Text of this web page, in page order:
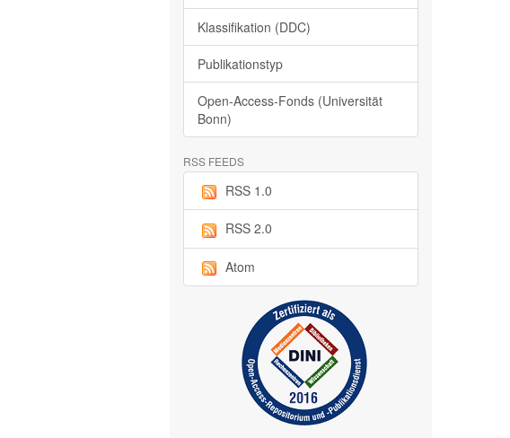
Klassifikation (DDC)
Publikationstyp
Open-Access-Fonds (Universität
Bonn)
RSS FEEDS
RSS 1.0
RSS 2.0
Atom